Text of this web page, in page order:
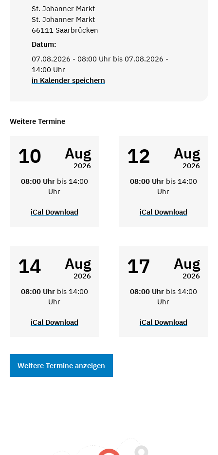
St. Johanner Markt
St. Johanner Markt
66111 Saarbrücken
Datum:
07.08.2026 - 08:00 Uhr bis 07.08.2026 -
14:00 Uhr
in Kalender speichern
Weitere Termine
10 Aug
2026
08:00 Uhr bis 14:00
Uhr
iCal Download
12 Aug
2026
08:00 Uhr bis 14:00
Uhr
iCal Download
14 Aug
2026
08:00 Uhr bis 14:00
Uhr
iCal Download
17 Aug
2026
08:00 Uhr bis 14:00
Uhr
iCal Download
Weitere Termine anzeigen